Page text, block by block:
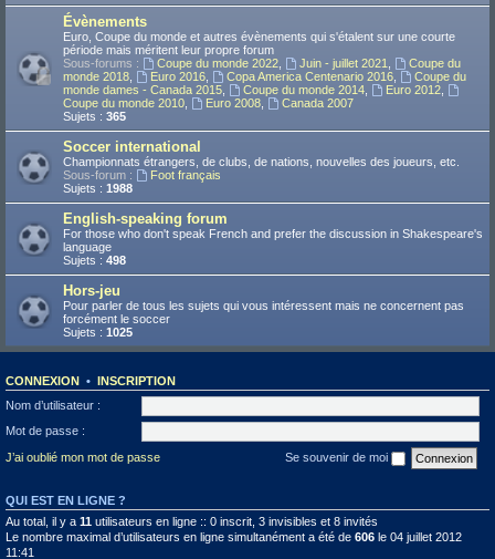
Évènements
Euro, Coupe du monde et autres évènements qui s'étalent sur une courte
période mais méritent leur propre forum
Sous-forums :
Coupe du monde 2022, Juin - juillet 2021
Coupe du
monde 2018
Euro 2016, Copa America Centenario 2016,
Coupe du
monde dames - Canada 2015
Coupe du monde 2014, Euro 2012,
Coupe du monde 2010
Euro 2008,
Canada 2007
Sujets : 365
Soccer international
Championnats étrangers, de clubs, de nations, nouvelles des joueurs, etc.
Sous-forum :
Foot français
Sujets : 1988
English-speaking forum
For those who don't speak French and prefer the discussion in Shakespeare's
language
Sujets : 498
Hors-jeu
Pour parler de tous les sujets qui vous intéressent mais ne concernent pas
forcément le soccer
Sujets : 1025
CONNEXION • INSCRIPTION
Nom d’utilisateur :
Mot de passe :
J’ai oublié mon mot de passe
Se souvenir de moi
QUI EST EN LIGNE ?
Au total, il y a 11 utilisateurs en ligne :: 0 inscrit, 3 invisibles et 8 invités
Le nombre maximal d’utilisateurs en ligne simultanément a été de 606 le 04 juillet 2012
11:41